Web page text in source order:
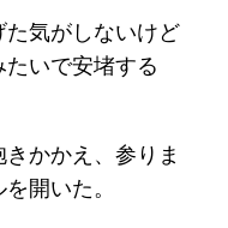
気がしないけど
いで安堵する
かかえ、参りま
開いた。